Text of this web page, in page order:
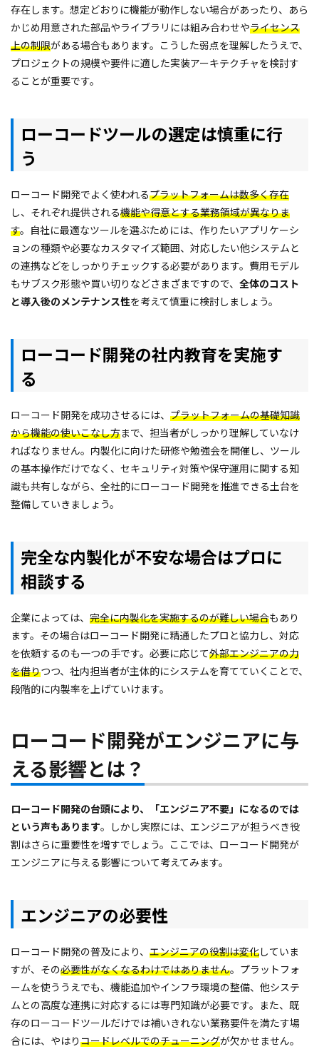
存在します。想定どおりに機能が動作しない場合があったり、あら
かじめ用意された部品やライブラリには組み合わせやライセンス
上の制限がある場合もあります。こうした弱点を理解したうえで、
プロジェクトの規模や要件に適した実装アーキテクチャを検討す
ることが重要です。
ローコードツールの選定は慎重に行
う
ローコード開発でよく使われるプラットフォームは数多く存在
し、それぞれ提供される機能や得意とする業務領域が異なりま
す。自社に最適なツールを選ぶためには、作りたいアプリケーシ
ョンの種類や必要なカスタマイズ範囲、対応したい他システムと
の連携などをしっかりチェックする必要があります。費用モデル
もサブスク形態や買い切りなどさまざまですので、 全体のコスト
と導入後のメンテナンス性を考えて慎重に検討しましょう。
ローコード開発の社内教育を実施す
る
ローコード開発を成功させるには、 プラットフォームの基礎知識
から機能の使いこなし方まで、担当者がしっかり理解していなけ
ればなりません。内製化に向けた研修や勉強会を開催し、ツール
の基本操作だけでなく、セキュリティ対策や保守運用に関する知
識も共有しながら、全社的にローコード開発を推進できる土台を
整備していきましょう。
完全な内製化が不安な場合はプロに
相談する
企業によっては、 完全に内製化を実施するのが難しい場合もあり
ます。その場合はローコード開発に精通したプロと協力し、対応
を依頼するのも一つの手です。必要に応じて外部エンジニアの力
を借りつつ、社内担当者が主体的にシステムを育てていくことで、
段階的に内製率を上げていけます。
ローコード開発がエンジニアに与
える影響とは？
ローコード開発の台頭により、「エンジニア不要」になるのでは
という声もあります。しかし実際には、エンジニアが担うべき役
割はさらに重要性を増すでしょう。ここでは、ローコード開発が
エンジニアに与える影響について考えてみます。
エンジニアの必要性
ローコード開発の普及により、 エンジニアの役割は変化していま
すが、その必要性がなくなるわけではありません。プラットフォ
ームを使ううえでも、機能追加やインフラ環境の整備、他システ
ムとの高度な連携に対応するには専門知識が必要です。また、既
存のローコードツールだけでは補いきれない業務要件を満たす場
合には、やはりコードレベルでのチューニングが欠かせません。